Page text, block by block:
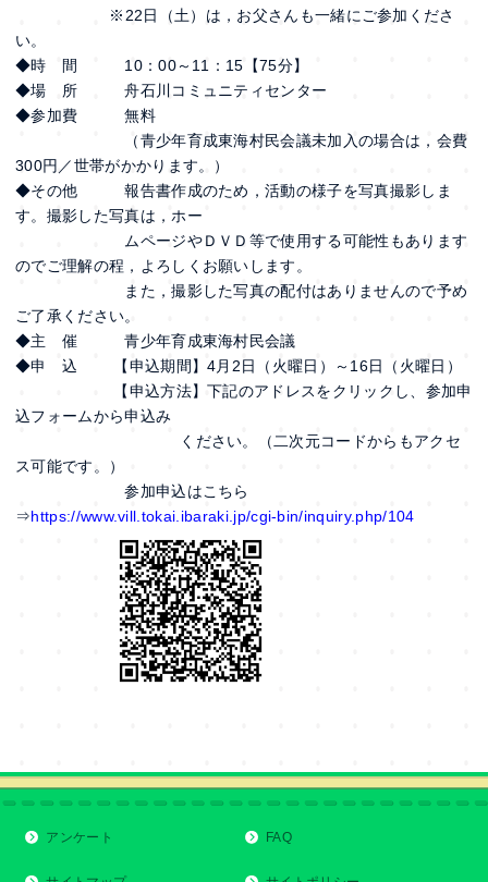
※22日（土）は，お父さんも一緒にご参加くださ
い。
◆時 間 10：00～11：15【75分】
◆場 所 舟石川コミュニティセンター
◆参加費 無料
（青少年育成東海村民会議未加入の場合は，会費
300円／世帯がかかります。）
◆その他 報告書作成のため，活動の様子を写真撮影しま
す。撮影した写真は，ホー
ムページやＤＶＤ等で使用する可能性もあります
のでご理解の程，よろしくお願いします。
また，撮影した写真の配付はありませんので予め
ご了承ください。
◆主 催 青少年育成東海村民会議
◆申 込 【申込期間】4月2日（火曜日）～16日（火曜日）
【申込方法】下記のアドレスをクリックし、参加申
込フォームから申込み
ください。（二次元コードからもアクセ
ス可能です。）
参加申込はこちら
⇒https://www.vill.tokai.ibaraki.jp/cgi-bin/inquiry.php/104
アンケート FAQ